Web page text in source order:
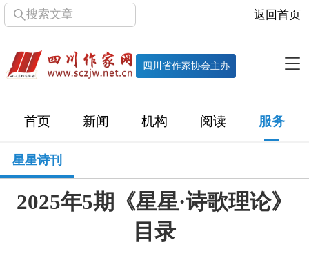
搜索文章 返回首页
四川省作家协会主办
首页 新闻 机构 阅读 服务
机构
直属单位 团体会员 主管社团 专门委员会
历届主席团
新闻
文学动态 作协工作
星星诗刊
2025年5期《星星·诗歌理论》
目录